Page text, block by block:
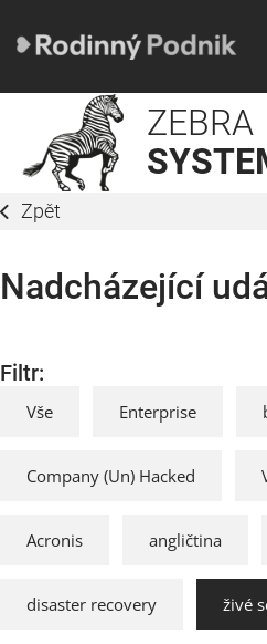
ZEBRA
Zpět
Nadcházející
Filtr:
Vše Enterprise
Company (Un) Hacked
Acronis angličtina
disaster recovery živé